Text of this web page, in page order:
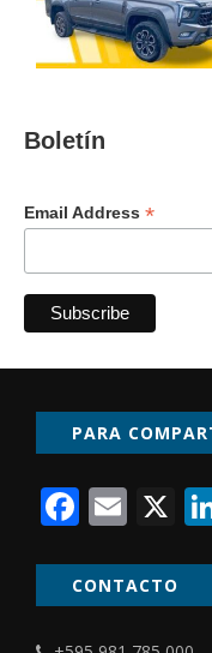
Boletín
Email Address *
PARA
X
CONTACTO